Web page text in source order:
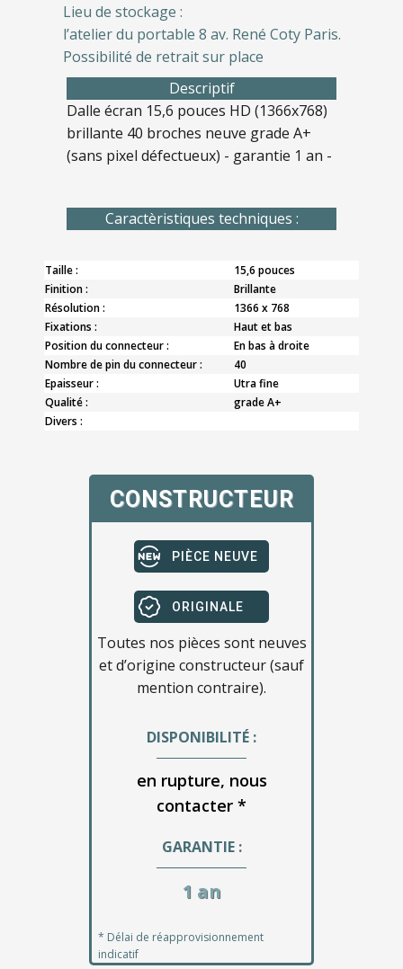
Lieu de stockage :
l’atelier du portable 8 av. René Coty Paris.
Possibilité de retrait sur place
Descriptif
Dalle écran 15,6 pouces HD (1366x768)
brillante 40 broches neuve grade A+
(sans pixel défectueux) - garantie 1 an -
Caractèristiques techniques :
Taille :
15,6 pouces
Finition :
Brillante
Résolution :
1366 x 768
Fixations :
Haut et bas
Position du connecteur :
En bas à droite
Nombre de pin du connecteur :
40
Epaisseur :
Utra fine
Qualité :
grade A+
Divers :
CONSTRUCTEUR
PIÈCE NEUVE
ORIGINALE
Toutes nos pièces sont neuves
et d’origine constructeur (sauf
mention contraire).
DISPONIBILITÉ :
en rupture, nous
contacter *
GARANTIE :
1 an
* Délai de réapprovisionnement
indicatif